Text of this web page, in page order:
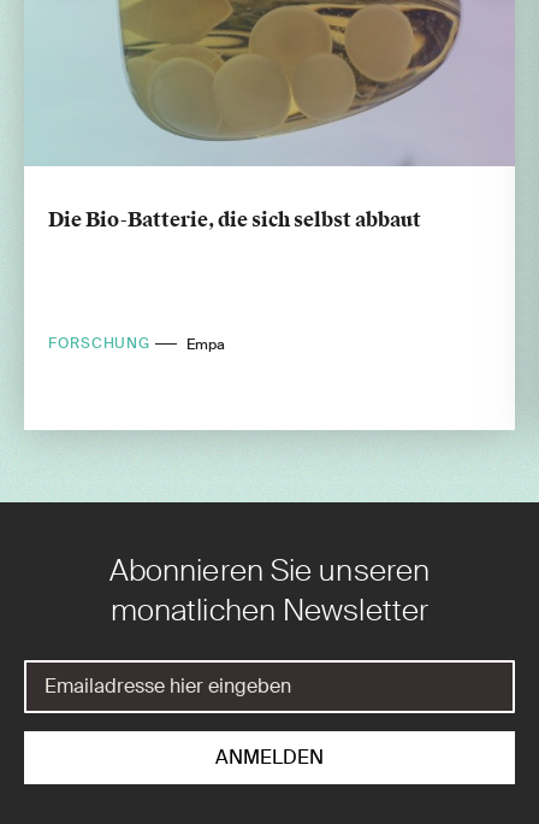
Die Bio-Batterie, die sich selbst abbaut
FORSCHUNG Empa
Abonnieren Sie unseren
monatlichen Newsletter